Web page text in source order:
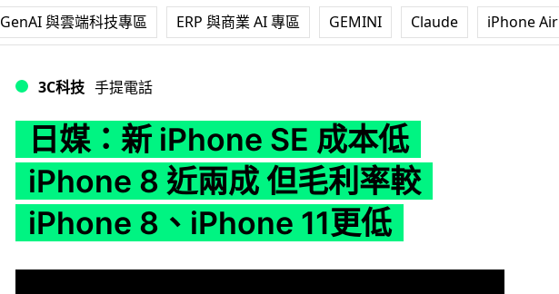
GenAI 與雲端科技專區 ERP 與商業 AI 專區 GEMINI Claude iPhone Air
3C科技 手提電話
日媒：新 iPhone SE 成本低
iPhone 8 近兩成 但毛利率較
iPhone 8、iPhone 11更低